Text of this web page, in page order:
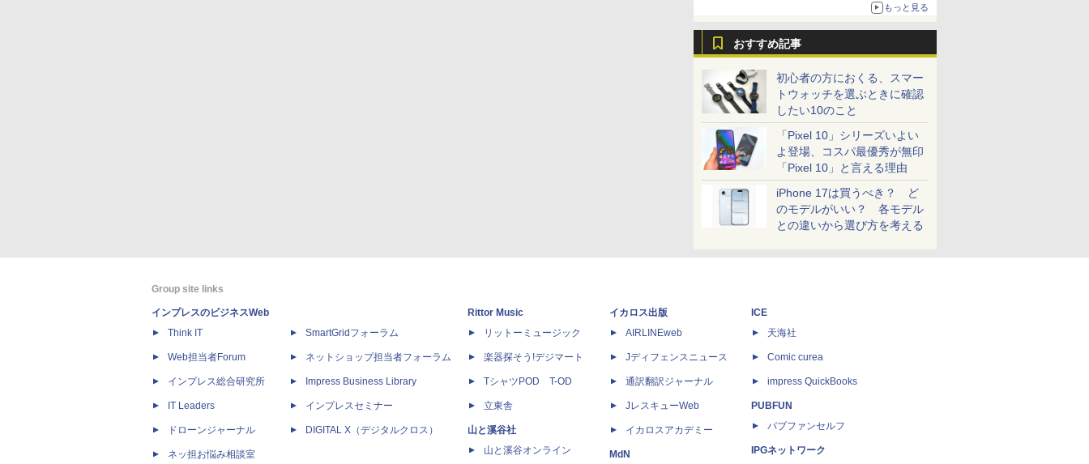
もっと見る
おすすめ記事
初心者の方におくる、スマー
トウォッチを選ぶときに確認
したい10のこと
「Pixel 10」シリーズいよい
よ登場、コスパ最優秀が無印
「Pixel 10」と言える理由
iPhone 17は買うべき？ ど
のモデルがいい？ 各モデル
との違いから選び方を考える
Group site links
インプレスのビジネスWeb
Think IT
Web担当者Forum
インプレス総合研究所
IT Leaders
ドローンジャーナル
ネッ担お悩み相談室
SmartGridフォーラム
ネットショップ担当者フォーラム
Impress Business Library
インプレスセミナー
DIGITAL X（デジタルクロス）
Rittor Music
リットーミュージック
楽器探そう!デジマート
TシャツPOD T-OD
立東舎
山と溪谷社
山と溪谷オンライン
イカロス出版
AIRLINEweb
Jディフェンスニュース
通訳翻訳ジャーナル
JレスキューWeb
イカロスアカデミー
MdN
ICE
天海社
Comic curea
impress QuickBooks
PUBFUN
パブファンセルフ
IPGネットワーク